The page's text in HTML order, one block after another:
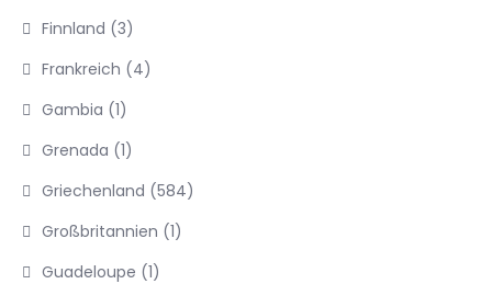
Finnland (3)
Frankreich (4)
Gambia (1)
Grenada (1)
Griechenland (584)
Großbritannien (1)
Guadeloupe (1)